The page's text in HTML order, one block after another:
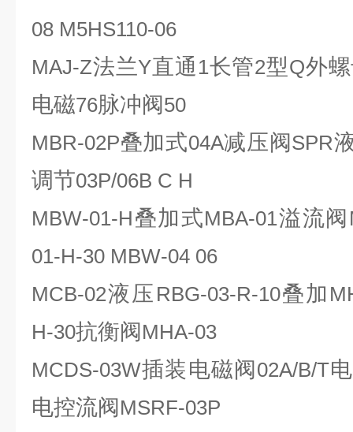
08 M5HS110-06
MAJ-Z法兰Y直通 1长管2型Q外
电磁76脉冲阀50
MBR-02P叠加式04A减压阀SPR
调节03P/06B C H
MBW-01-H叠加式MBA-01溢流阀
01-H-30 MBW-04 06
MCB-02液压 RBG-03-R-10叠加
H-30抗衡阀 MHA-03
MCDS-03W插装电磁阀 02A/B/T
电控流阀 MSRF-03P